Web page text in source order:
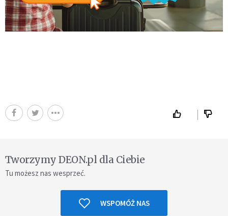
Tworzymy DEON.pl dla Ciebie
Tu możesz nas wesprzeć.
WSPOMÓŻ NAS